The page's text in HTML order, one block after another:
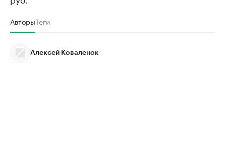
АвторыТеги
Алексей Коваленок